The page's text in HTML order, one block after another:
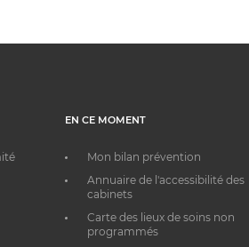
EN CE MOMENT
Mon bilan prévention
Annuaire de l'accessibilité des
cabinets
Carte des lieux de soins non
programmés